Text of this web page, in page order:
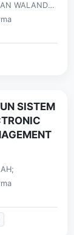
WALANDARI;
SISTEM